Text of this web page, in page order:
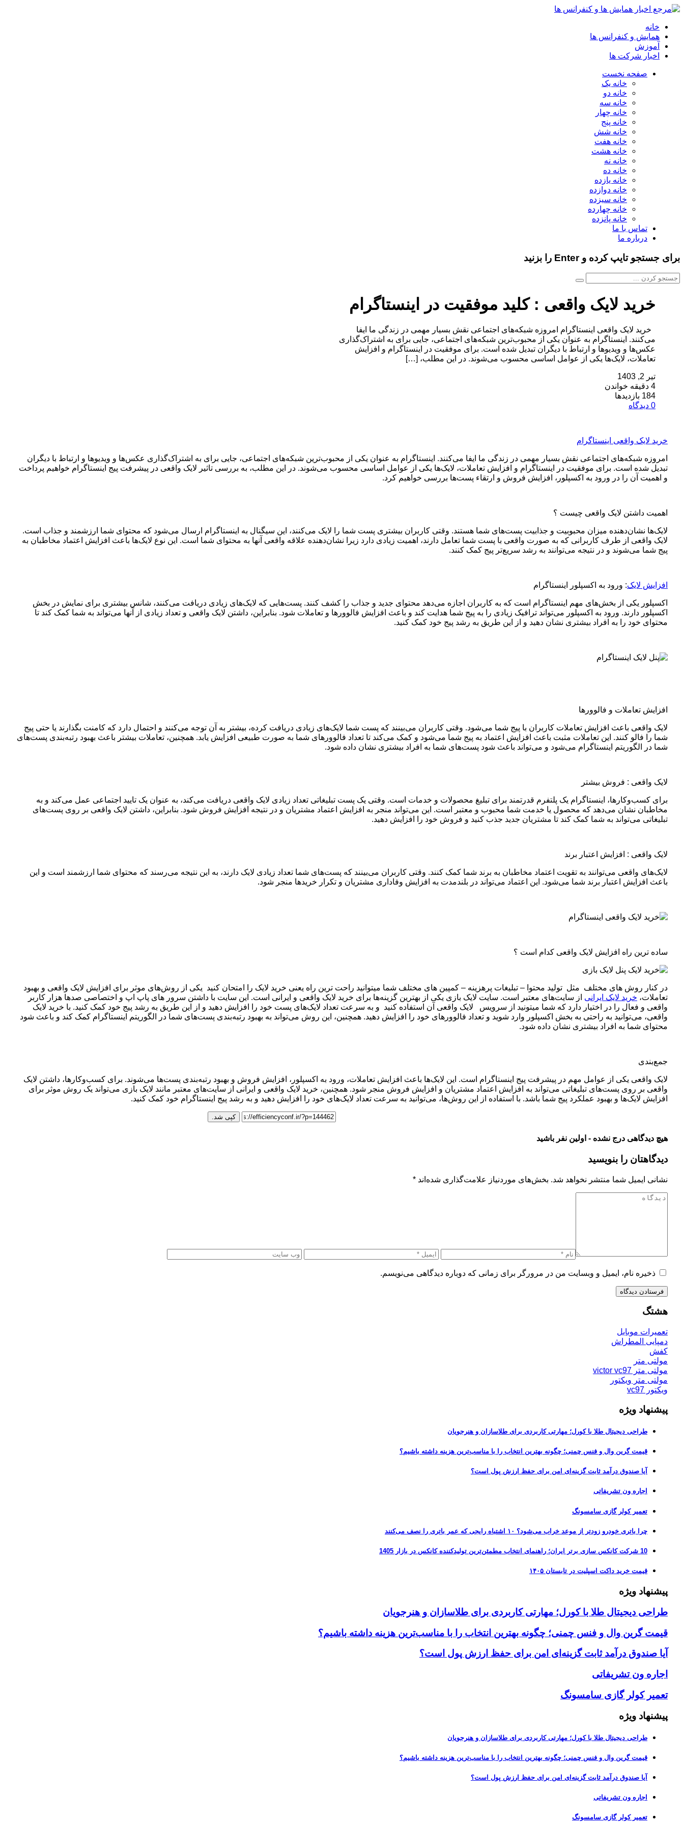
خانه
همایش و کنفرانس ها
آموزش
اخبار شرکت ها
صفحه نخست
خانه یک
خانه دو
خانه سه
خانه چهار
خانه پنج
خانه شش
خانه هفت
خانه هشت
خانه نه
خانه ده
خانه یازده
خانه دوازده
خانه سیزده
خانه چهارده
خانه پانزده
تماس با ما
درباره ما
برای جستجو تایپ کرده و Enter را بزنید
خرید لایک واقعی : کلید موفقیت در اینستاگرام
خرید لایک واقعی اینستاگرام امروزه شبکه‌های اجتماعی نقش بسیار مهمی در زندگی ما ایفا
می‌کنند. اینستاگرام به عنوان یکی از محبوب‌ترین شبکه‌های اجتماعی، جایی برای به اشتراک‌گذاری
عکس‌ها و ویدیوها و ارتباط با دیگران تبدیل شده است. برای موفقیت در اینستاگرام و افزایش
تعاملات، لایک‌ها یکی از عوامل اساسی محسوب می‌شوند. در این مطلب، […]
تیر 2, 1403
4 دقیقه خواندن
184 بازدیدها
0 دیدگاه
خرید لایک واقعی اینستاگرام
امروزه شبکه‌های اجتماعی نقش بسیار مهمی در زندگی ما ایفا می‌کنند. اینستاگرام به عنوان یکی از محبوب‌ترین شبکه‌های اجتماعی، جایی برای به اشتراک‌گذاری عکس‌ها و ویدیوها و ارتباط با دیگران
تبدیل شده است. برای موفقیت در اینستاگرام و افزایش تعاملات، لایک‌ها یکی از عوامل اساسی محسوب می‌شوند. در این مطلب، به بررسی تاثیر لایک واقعی در پیشرفت پیج اینستاگرام خواهیم پرداخت
و اهمیت آن را در ورود به اکسپلور، افزایش فروش و ارتقاء پست‌ها بررسی خواهیم کرد.
اهمیت داشتن لایک واقعی چیست ؟
لایک‌ها نشان‌دهنده میزان محبوبیت و جذابیت پست‌های شما هستند. وقتی کاربران بیشتری پست شما را لایک می‌کنند، این سیگنال به اینستاگرام ارسال می‌شود که محتوای شما ارزشمند و جذاب است.
لایک واقعی از طرف کاربرانی که به صورت واقعی با پست شما تعامل دارند، اهمیت زیادی دارد زیرا نشان‌دهنده علاقه واقعی آنها به محتوای شما است. این نوع لایک‌ها باعث افزایش اعتماد مخاطبان به
پیج شما می‌شوند و در نتیجه می‌توانند به رشد سریع‌تر پیج کمک کنند.
افزایش لایک: ورود به اکسپلور اینستاگرام
اکسپلور یکی از بخش‌های مهم اینستاگرام است که به کاربران اجازه می‌دهد محتوای جدید و جذاب را کشف کنند. پست‌هایی که لایک‌های زیادی دریافت می‌کنند، شانس بیشتری برای نمایش در بخش
اکسپلور دارند. ورود به اکسپلور می‌تواند ترافیک زیادی را به پیج شما هدایت کند و باعث افزایش فالوورها و تعاملات شود. بنابراین، داشتن لایک واقعی و تعداد زیادی از آنها می‌تواند به شما کمک کند تا
محتوای خود را به افراد بیشتری نشان دهید و از این طریق به رشد پیج خود کمک کنید.
افزایش تعاملات و فالوورها
لایک واقعی باعث افزایش تعاملات کاربران با پیج شما می‌شود. وقتی کاربران می‌بینند که پست شما لایک‌های زیادی دریافت کرده، بیشتر به آن توجه می‌کنند و احتمال دارد که کامنت بگذارند یا حتی پیج
شما را فالو کنند. این تعاملات مثبت باعث افزایش اعتماد به پیج شما می‌شود و کمک می‌کند تا تعداد فالوورهای شما به صورت طبیعی افزایش یابد. همچنین، تعاملات بیشتر باعث بهبود رتبه‌بندی پست‌های
شما در الگوریتم اینستاگرام می‌شود و می‌تواند باعث شود پست‌های شما به افراد بیشتری نشان داده شود.
لایک واقعی : فروش بیشتر
برای کسب‌وکارها، اینستاگرام یک پلتفرم قدرتمند برای تبلیغ محصولات و خدمات است. وقتی یک پست تبلیغاتی تعداد زیادی لایک واقعی دریافت می‌کند، به عنوان یک تایید اجتماعی عمل می‌کند و به
مخاطبان نشان می‌دهد که محصول یا خدمت شما محبوب و معتبر است. این می‌تواند منجر به افزایش اعتماد مشتریان و در نتیجه افزایش فروش شود. بنابراین، داشتن لایک واقعی بر روی پست‌های
تبلیغاتی می‌تواند به شما کمک کند تا مشتریان جدید جذب کنید و فروش خود را افزایش دهید.
لایک واقعی : افزایش اعتبار برند
لایک‌های واقعی می‌توانند به تقویت اعتماد مخاطبان به برند شما کمک کنند. وقتی کاربران می‌بینند که پست‌های شما تعداد زیادی لایک دارند، به این نتیجه می‌رسند که محتوای شما ارزشمند است و این
باعث افزایش اعتبار برند شما می‌شود. این اعتماد می‌تواند در بلندمدت به افزایش وفاداری مشتریان و تکرار خرید‌ها منجر شود.
ساده ترین راه افزایش لایک واقعی کدام است ؟
در کنار روش های مختلف مثل تولید محتوا – تبلیغات پرهزینه – کمپین های مختلف شما میتوانید راحت ترین راه یعنی خرید لایک را امتحان کنید یکی از روش‌های موثر برای افزایش لایک واقعی و بهبود
تعاملات، خرید لایک ایرانی از سایت‌های معتبر است. سایت لایک بازی یکی از بهترین گزینه‌ها برای خرید لایک واقعی و ایرانی است. این سایت با داشتن سرور های پاپ اپ و اختصاصی صدها هزار کاربر
واقعی و فعال را در اختیار دارد که شما میتونید از سرویس لایک‌ واقعی آن استفاده کنید و به سرعت تعداد لایک‌های پست‌ خود را افزایش دهید و از این طریق به رشد پیج خود کمک کنید. با خرید لایک
واقعی، می‌توانید به راحتی به بخش اکسپلور وارد شوید و تعداد فالوورهای خود را افزایش دهید. همچنین، این روش می‌تواند به بهبود رتبه‌بندی پست‌های شما در الگوریتم اینستاگرام کمک کند و باعث شود
محتوای شما به افراد بیشتری نشان داده شود.
جمع‌بندی
لایک واقعی یکی از عوامل مهم در پیشرفت پیج اینستاگرام است. این لایک‌ها باعث افزایش تعاملات، ورود به اکسپلور، افزایش فروش و بهبود رتبه‌بندی پست‌ها می‌شوند. برای کسب‌وکارها، داشتن لایک
واقعی بر روی پست‌های تبلیغاتی می‌تواند به افزایش اعتماد مشتریان و افزایش فروش منجر شود. همچنین، خرید لایک واقعی و ایرانی از سایت‌های معتبر مانند لایک بازی می‌تواند یک روش موثر برای
افزایش لایک‌ها و بهبود عملکرد پیج شما باشد. با استفاده از این روش‌ها، می‌توانید به سرعت تعداد لایک‌های خود را افزایش دهید و به رشد پیج اینستاگرام خود کمک کنید.
کپی شد.
هیچ دیدگاهی درج نشده - اولین نفر باشید
دیدگاهتان را بنویسید
نشانی ایمیل شما منتشر نخواهد شد. بخش‌های موردنیاز علامت‌گذاری شده‌اند *
ذخیره نام، ایمیل و وبسایت من در مرورگر برای زمانی که دوباره دیدگاهی می‌نویسم.
هشتگ
تعمیرات موبایل
دمپایی المطراش
کفش
مولتی متر
مولتی متر victor vc97
مولتی متر ویکتور
ویکتور vc97
پیشنهاد ویژه
طراحی دیجیتال طلا با کورل؛ مهارتی کاربردی برای طلاسازان و هنرجویان
قیمت گرین وال و فنس چمنی؛ چگونه بهترین انتخاب را با مناسب‌ترین هزینه داشته باشیم؟
آیا صندوق درآمد ثابت گزینه‌ای امن برای حفظ ارزش پول است؟
اجاره ون تشریفاتی
تعمیر کولر گازی سامسونگ
چرا باتری خودرو زودتر از موعد خراب می‌شود؟ ۱۰ اشتباه رایجی که عمر باتری را نصف می‌کنند
10 شرکت کانکس سازی برتر ایران؛ راهنمای انتخاب مطمئن‌ترین تولیدکننده کانکس در بازار 1405
قیمت خرید داکت اسپلیت در تابستان ۱۴۰۵
پیشنهاد ویژه
طراحی دیجیتال طلا با کورل؛ مهارتی کاربردی برای طلاسازان و هنرجویان
قیمت گرین وال و فنس چمنی؛ چگونه بهترین انتخاب را با مناسب‌ترین هزینه داشته باشیم؟
آیا صندوق درآمد ثابت گزینه‌ای امن برای حفظ ارزش پول است؟
اجاره ون تشریفاتی
تعمیر کولر گازی سامسونگ
پیشنهاد ویژه
طراحی دیجیتال طلا با کورل؛ مهارتی کاربردی برای طلاسازان و هنرجویان
قیمت گرین وال و فنس چمنی؛ چگونه بهترین انتخاب را با مناسب‌ترین هزینه داشته باشیم؟
آیا صندوق درآمد ثابت گزینه‌ای امن برای حفظ ارزش پول است؟
اجاره ون تشریفاتی
تعمیر کولر گازی سامسونگ